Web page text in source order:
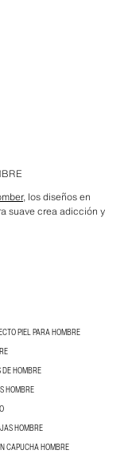
, los diseños en
suave crea adicción y
PIEL PARA HOMBRE
HOMBRE
HOMBRE
HOMBRE
CAPUCHA HOMBRE